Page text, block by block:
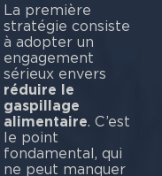
La première
stratégie consiste
à adopter un
engagement
sérieux envers
réduire le
gaspillage
alimentaire. C’est
le point
fondamental, qui
ne peut manquer